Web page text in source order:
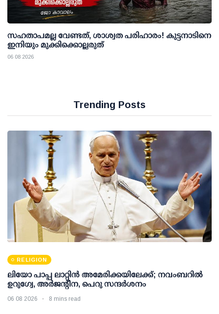
സഹതാപമല്ല വേണ്ടത്, ശാശ്വത പരിഹാരം! കുട്ടനാടിനെ
ഇനിയും മുക്കിക്കൊല്ലരുത്
06 08 2026
Trending Posts
RELIGION
ലിയോ പാപ്പ ലാറ്റിൻ അമേരിക്കയിലേക്ക്; നവംബറിൽ
ഉറുഗ്വേ, അർജന്റീന, പെറു സന്ദർശനം
06 08 2026 8 mins read